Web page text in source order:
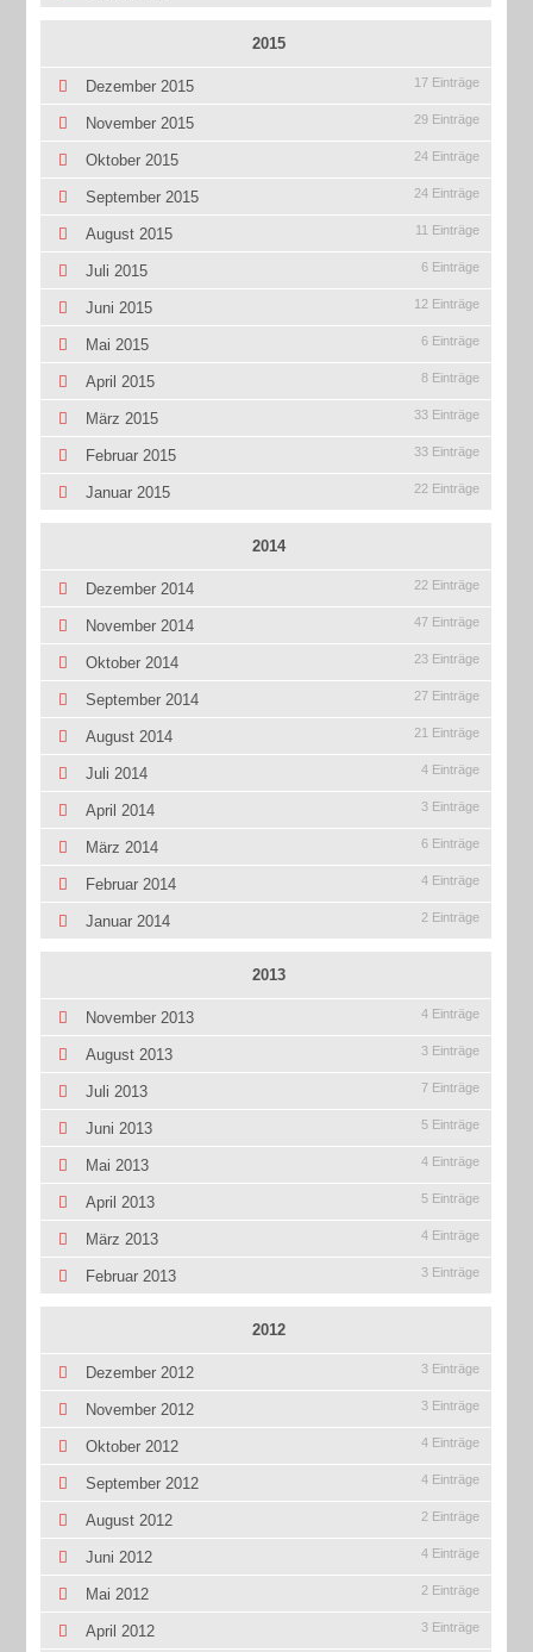
2015
Dezember 2015 17 Einträge
November 2015 29 Einträge
Oktober 2015 24 Einträge
September 2015 24 Einträge
August 2015 11 Einträge
Juli 2015 6 Einträge
Juni 2015 12 Einträge
Mai 2015 6 Einträge
April 2015 8 Einträge
März 2015 33 Einträge
Februar 2015 33 Einträge
Januar 2015 22 Einträge
2014
Dezember 2014 22 Einträge
November 2014 47 Einträge
Oktober 2014 23 Einträge
September 2014 27 Einträge
August 2014 21 Einträge
Juli 2014 4 Einträge
April 2014 3 Einträge
März 2014 6 Einträge
Februar 2014 4 Einträge
Januar 2014 2 Einträge
2013
November 2013 4 Einträge
August 2013 3 Einträge
Juli 2013 7 Einträge
Juni 2013 5 Einträge
Mai 2013 4 Einträge
April 2013 5 Einträge
März 2013 4 Einträge
Februar 2013 3 Einträge
2012
Dezember 2012 3 Einträge
November 2012 3 Einträge
Oktober 2012 4 Einträge
September 2012 4 Einträge
August 2012 2 Einträge
Juni 2012 4 Einträge
Mai 2012 2 Einträge
April 2012 3 Einträge